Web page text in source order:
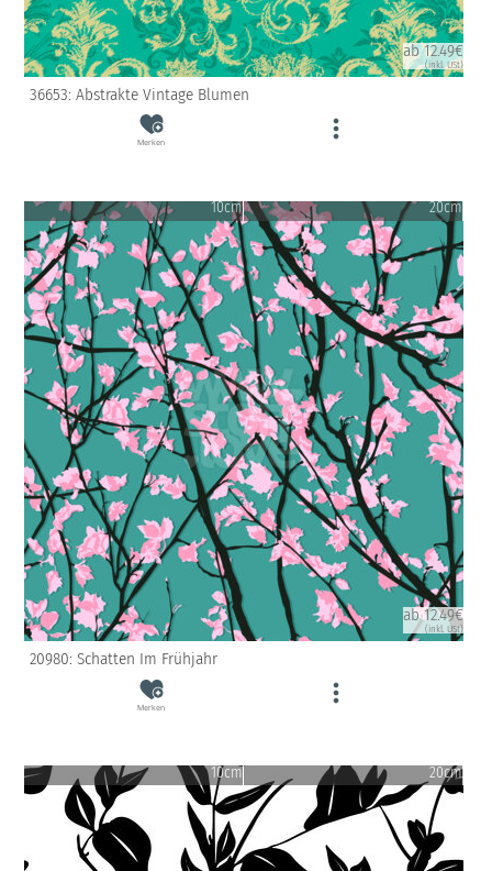
ab 12.49€
(inkl. USt)
36653: Abstrakte Vintage Blumen
Merken
10cm 20cm
ab 12.49€
(inkl. USt)
20980: Schatten Im Frühjahr
Merken
10cm 20cm